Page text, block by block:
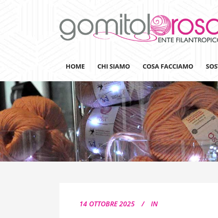
HOME CHI SIAMO COSA FACCIAMO
Lanaterapia
Ricerca
Sensibilizzazione
14 OTTOBRE 2025 IN